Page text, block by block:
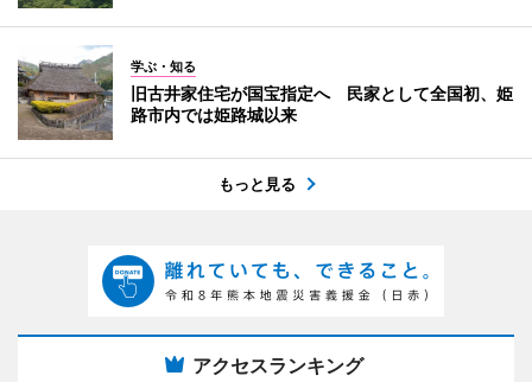
学ぶ・知る
旧古井家住宅が国宝指定へ 民家として全国初、姫
路市内では姫路城以来
もっと見る
アクセスランキング